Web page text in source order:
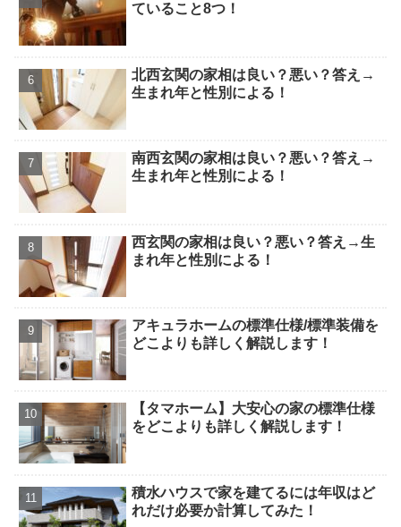
ていること8つ！
北西玄関の家相は良い？悪い？答え→
生まれ年と性別による！
南西玄関の家相は良い？悪い？答え→
生まれ年と性別による！
西玄関の家相は良い？悪い？答え→生
まれ年と性別による！
アキュラホームの標準仕様/標準装備を
どこよりも詳しく解説します！
【タマホーム】大安心の家の標準仕様
をどこよりも詳しく解説します！
積水ハウスで家を建てるには年収はど
れだけ必要か計算してみた！